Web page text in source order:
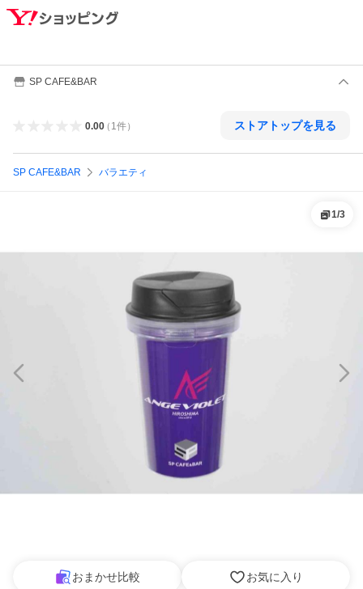
SP CAFE&BAR
0.00（ 1件） ストアトップを見る
SP CAFE&BAR バラエティ
1/3
おまかせ比較 お気に入り